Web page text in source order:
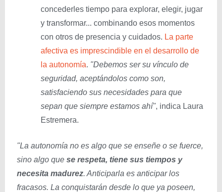
concederles tiempo para explorar, elegir, jugar
y transformar... combinando esos momentos
con otros de presencia y cuidados. La parte
afectiva es imprescindible en el desarrollo de
la autonomía. "Debemos ser su vínculo de
seguridad, aceptándolos como son,
satisfaciendo sus necesidades para que
sepan que siempre estamos ahí", indica Laura
Estremera.
"La autonomía no es algo que se enseñe o se fuerce,
sino algo que se respeta, tiene sus tiempos y
necesita madurez. Anticiparla es anticipar los
fracasos. La conquistarán desde lo que ya poseen,